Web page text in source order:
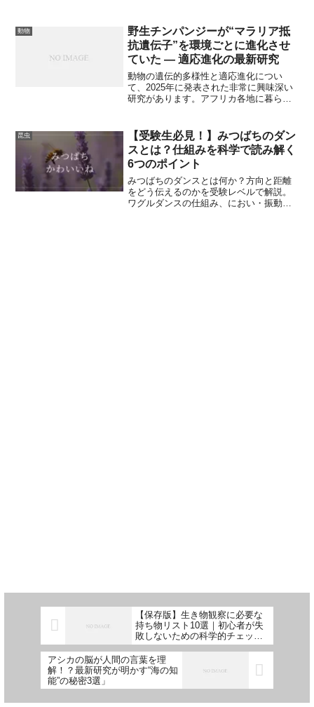
専門的で読みやすい解説です。
動物
野生チンパンジーが“マラリア抵
抗遺伝子”を環境ごとに進化させ
ていた — 適応進化の最新研究
動物の遺伝的多様性と適応進化につい
て、2025年に発表された非常に興味深い
研究があります。アフリカ各地に暮らす
適応していた、という驚きの発見です。
特に、熱帯雨林やサバンナなど異なる環
境での病原体リスク（マラリアなど）に
対する遺伝的耐性の違いが明らかになっ
たことで、動物保護や進化生物学の観点
から大きな意味を持つ研究です。この記
事では、この研究内容をわかりやすく解
説し、その科学的意義と保全・将来への
昆虫
【受験生必見！】みつばちのダン
スとは？仕組みを科学で読み解く
6つのポイント
みつばちのダンスとは何か？方向と距離
をどう伝えるのかを受験レベルで解説。
ワグルダンスの仕組み、におい・振動の
【保存版】生き物観察に必要な
持ち物リスト10選｜初心者が失
敗しないための科学的チェック
ポイント
アシカの脳が人間の言葉を理
解！？最新研究が明かす“海の知
能”の秘密3選」